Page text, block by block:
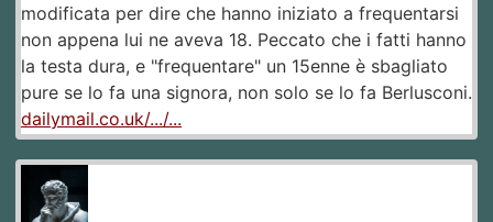
modificata per dire che hanno iniziato a frequentarsi
non appena lui ne aveva 18. Peccato che i fatti hanno
la testa dura, e "frequentare" un 15enne è sbagliato
pure se lo fa una signora, non solo se lo fa Berlusconi.
dailymail.co.uk/.../...